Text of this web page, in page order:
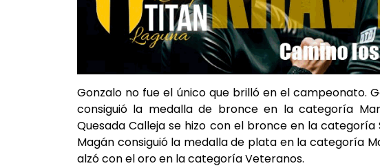
Gonzalo no fue el único que brilló en el campeonato.
consiguió la medalla de bronce en la categoría
Quesada Calleja se hizo con el bronce en la categoría
Magán consiguió la medalla de plata en la categoría
alzó con el oro en la categoría Veteranos.